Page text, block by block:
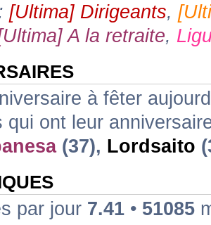
[Ultima] Dirigeants,
A la retraite,
à fêter
qui ont leur
(37), Lordsaito
par jour 7.41 • 51085